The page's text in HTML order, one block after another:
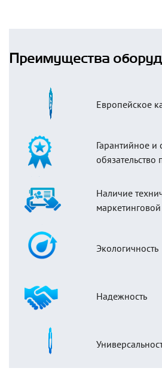
Преимущества
Европейское
Гарантийное и
обязательство
Наличие
Экологичность
Надежность